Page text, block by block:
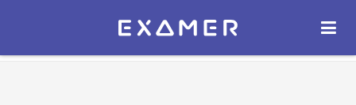
Экзамер — ЕГЭ 2027
ОТКРЫТЬ